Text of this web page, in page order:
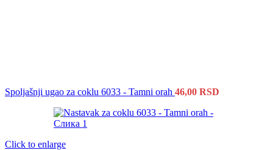
Spoljašnji ugao za coklu 6033 - Tamni orah 46,00 RSD
Click to enlarge